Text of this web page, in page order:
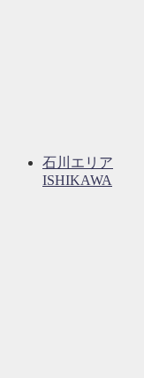
石川エリア
ISHIKAWA